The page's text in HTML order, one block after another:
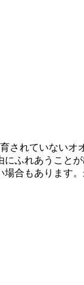
れていない
ふれあうこと
合もあります